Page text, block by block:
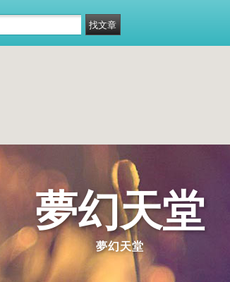
夢幻天堂
夢幻天堂